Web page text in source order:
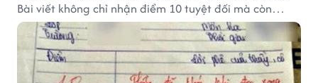
Bài viết không chỉ nhận điểm 10 tuyệt đối mà còn
khiến thầy giáo nghẹn ngào viết lời phê: "Thầy đã
khóc khi đọc xong dòng đầu tiên."